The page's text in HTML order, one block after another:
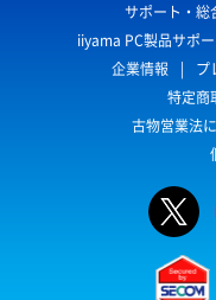
サポート・総
iiyama PC製品サポ
企業情報
プ
特定商
古物営業法